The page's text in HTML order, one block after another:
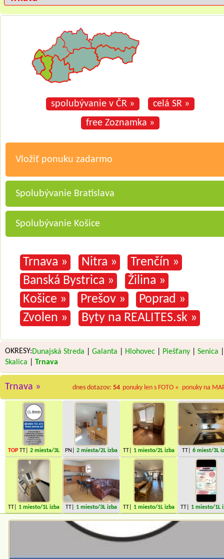
spolubývanie v ČR »
celá SR »
free Zoznamka »
Vložiť ponuku zadarmo
Spolubývanie Bratislava
Spolubývanie Košice
Trnava » Nitra »
Trenčín »
Banská Bystrica »
Žilina »
Košice »
Prešov »
Poprad »
Zvolen »
Byty na REALITES.sk »
OKRESY:Dunajská Streda Galanta Hlohovec Piešťany Senica
Skalica
Trnava
dnes dotazov: 54 ponuky len s FOTO » ponuky na
Trnava »
TOP 2 miesta/3L
izba
PN| 2 miesta/2L izba 1 miesto/2L izba 6 miest/3L
TT| 1 miesto/1L izba TT| 1 miesto/3L izba TT| 1 miesto/1L izba TT| 1 miesto/1L